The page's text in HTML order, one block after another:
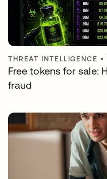
THREAT INTELLIGENCE •
Free tokens for sale:
fraud